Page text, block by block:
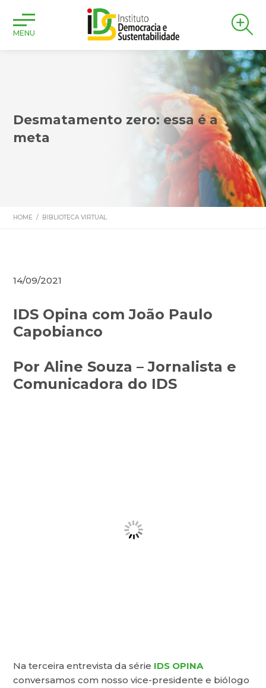
MENU
Desmatamento zero: essa é a
meta
HOME / BIBLIOTECA VIRTUAL
14/09/2021
IDS Opina com João Paulo
Capobianco
Por Aline Souza – Jornalista e
Comunicadora do IDS
Na terceira entrevista da série IDS OPINA
conversamos com nosso vice-presidente e biólogo